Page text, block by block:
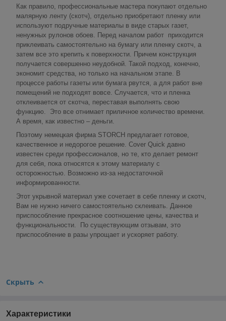
Как правило, профессиональные мастера покупают отдельно
малярную ленту (скотч), отдельно приобретают пленку или
используют подручные материалы в виде старых газет,
ненужных рулонов обоев. Перед началом работ приходится
приклеивать самостоятельно на бумагу или пленку скотч, а
затем все это крепить к поверхности. Причем конструкция
получается совершенно неудобной. Такой подход, конечно,
экономит средства, но только на начальном этапе. В
процессе работы газеты или бумага рвутся, а для работ вне
помещений не подходят вовсе. Случается, что и пленка
отклеивается от скотча, переставая выполнять свою
функцию. Это все отнимает приличное количество времени.
А время, как известно – деньги.
Поэтому немецкая фирма STORCH предлагает готовое,
качественное и недорогое решение. Cover Quick давно
известен среди профессионалов, но те, кто делает ремонт
для себя, пока относятся к этому материалу с
осторожностью. Возможно из-за недостаточной
информированности.
Этот укрывной материал уже сочетает в себе пленку и скотч,
Вам не нужно ничего самостоятельно склеивать. Данное
приспособление прекрасное соотношение цены, качества и
функциональности. По существующим отзывам, это
приспособление в разы упрощает и ускоряет работу.
Скрыть
Характеристики